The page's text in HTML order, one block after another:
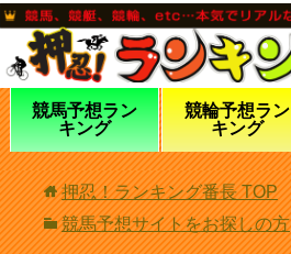
競馬予想ラン
キング
競輪予想ラン
キング
押忍！ランキング番長TOP
競馬予想サイトをお探しの方